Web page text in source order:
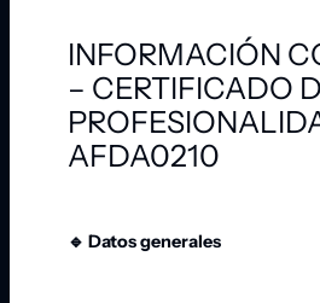
INFORMACIÓN
– CERTIFICADO
AFDA0210
🔹 Datos generales